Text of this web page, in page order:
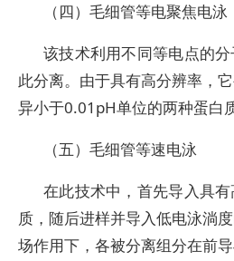
（四）毛细管等电聚焦电泳
该技术利用不同等电点的
此分离。由于具有高分辨率，
异小于0.01pH单位的两种蛋白
（五）毛细管等速电泳
在此技术中，首先导入具
质，随后进样并导入低电泳淌
场作用下，各被分离组分在前